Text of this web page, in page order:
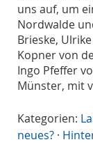
uns auf, um
Nordwalde
Brieske,
Kopner von
Ingo Pfeffer
Münster, mit
Kategorien:
neues? ·